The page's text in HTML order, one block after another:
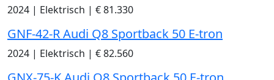
2024 | Elektrisch | € 81.330
GNF-42-R Audi Q8 Sportback 50 E-tron
2024 | Elektrisch | € 82.560